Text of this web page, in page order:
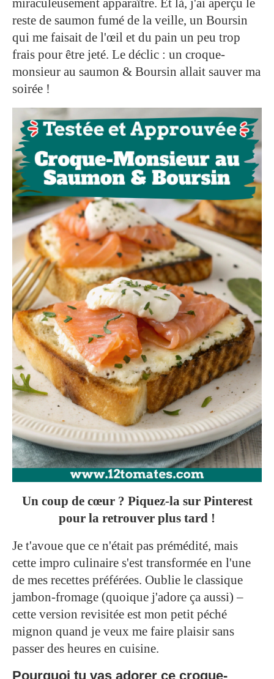
miraculeusement apparaître. Et là, j'ai aperçu le
reste de saumon fumé de la veille, un Boursin
qui me faisait de l'œil et du pain un peu trop
frais pour être jeté. Le déclic : un croque-
monsieur au saumon & Boursin allait sauver ma
soirée !
Un coup de cœur ? Piquez-la sur Pinterest
pour la retrouver plus tard !
Je t'avoue que ce n'était pas prémédité, mais
cette impro culinaire s'est transformée en l'une
de mes recettes préférées. Oublie le classique
jambon-fromage (quoique j'adore ça aussi) –
cette version revisitée est mon petit péché
mignon quand je veux me faire plaisir sans
passer des heures en cuisine.
Pourquoi tu vas adorer ce croque-